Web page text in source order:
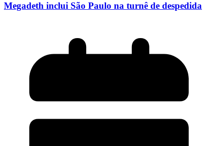
Megadeth inclui São Paulo na turnê de despedida